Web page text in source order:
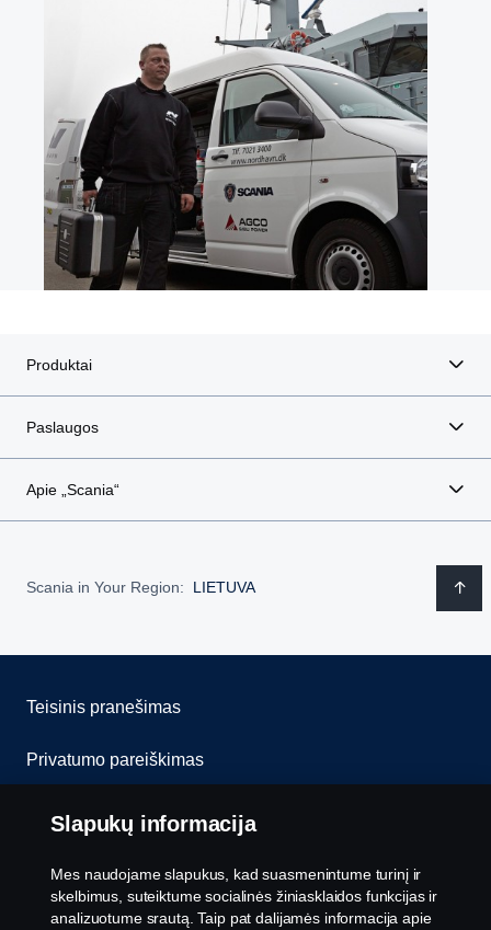
Produktai
Paslaugos
Apie „Scania“
Scania in Your Region: LIETUVA
Teisinis pranešimas
Privatumo pareiškimas
Slapukai
Susisiekite su mumis
Pranešimų teikimas
Slapukų informacija
Mes naudojame slapukus, kad suasmenintume turinį ir
skelbimus, suteiktume socialinės žiniasklaidos funkcijas ir
analizuotume srautą. Taip pat dalijamės informacija apie